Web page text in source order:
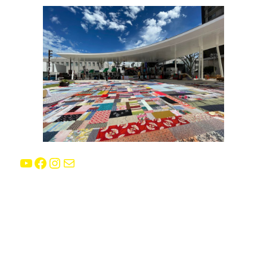
YouTube Facebook Instagram E-mail